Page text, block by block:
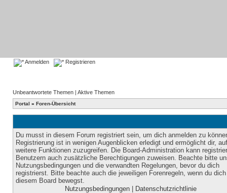
Anmelden Registrieren
Unbeantwortete Themen | Aktive Themen
Portal » Foren-Übersicht
Du musst in diesem Forum registriert sein, um dich anmelden zu
Registrierung ist in wenigen Augenblicken erledigt und ermöglicht dir, auf
weitere Funktionen zuzugreifen. Die Board-Administration kann
Benutzern auch zusätzliche Berechtigungen zuweisen. Beachte bitte
Nutzungsbedingungen und die verwandten Regelungen, bevor du dich
registrierst. Bitte beachte auch die jeweiligen Forenregeln, wenn du
diesem Board bewegst.
Nutzungsbedingungen| Datenschutzrichtlinie